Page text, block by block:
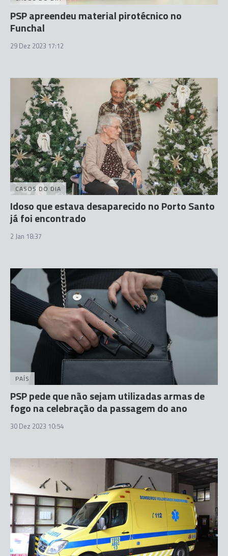
PSP apreendeu material pirotécnico no
Funchal
29 Dez 2023 17:12
CASOS DO DIA
Idoso que estava desaparecido no Porto Santo
já foi encontrado
2 Jan 18:37
PAÍS
PSP pede que não sejam utilizadas armas de
fogo na celebração da passagem do ano
30 Dez 2023 10:54